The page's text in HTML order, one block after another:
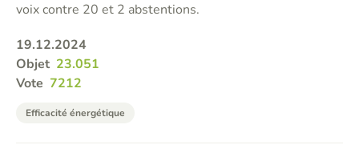
voix contre 20 et 2 abstentions.
19.12.2024
Objet 23.051
Vote 7212
Efficacité énergétique